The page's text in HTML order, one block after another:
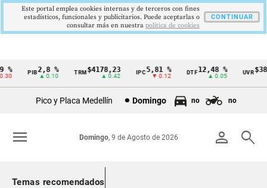
Cintillo
Colombia
2,8 %
▲ 0.10
TRM$4178,23
▲ 0.42
5,81 %
▼ 0.12
DTF12,48 %
▲ 0.05
UVR
Pico y Placa Medellín Domingo no no
person search
Domingo, 9 de Agosto de 2026
menu
Temas recomendados
Este portal emplea cookies internas y de terceros con fines
estadísticos, funcionales y publicitarios. Puede aceptarlas o
consultar más en nuestra politica de cookies
CONTINUAR